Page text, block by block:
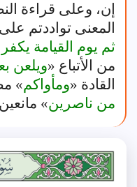
إن، وعلى قراءة
المعنى تواددتم
ثم يوم القيامة
من الأتباع «ويلعن
القادة «ومأواكم»
من ناصرين»